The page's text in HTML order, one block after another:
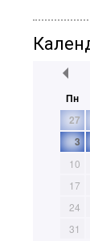
Пн
27
3
10
17
24
31